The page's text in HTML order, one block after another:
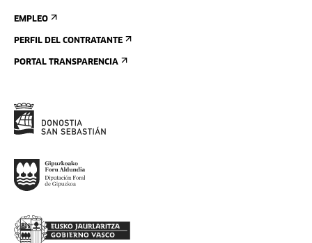
EMPLEO
PERFIL DEL CONTRATANTE
PORTAL TRANSPARENCIA